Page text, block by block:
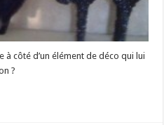
côté d’un élément de déco qui lui
?